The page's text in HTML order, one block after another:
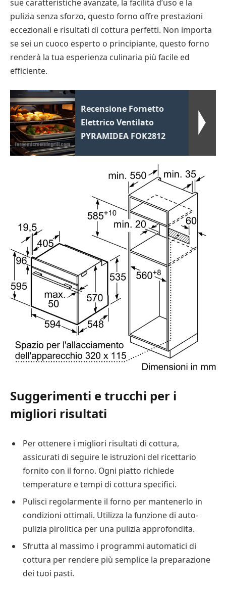
sue caratteristiche avanzate, la facilità d’uso e la
pulizia senza sforzo, questo forno offre prestazioni
eccezionali e risultati di cottura perfetti. Non importa
se sei un cuoco esperto o principiante, questo forno
renderà la tua esperienza culinaria più facile ed
efficiente.
Recensione Fornetto
Elettrico Ventilato
PYRAMIDEA FOK2812
Suggerimenti e trucchi per i
migliori risultati
Per ottenere i migliori risultati di cottura,
assicurati di seguire le istruzioni del ricettario
fornito con il forno. Ogni piatto richiede
temperature e tempi di cottura specifici.
Pulisci regolarmente il forno per mantenerlo in
condizioni ottimali. Utilizza la funzione di auto-
pulizia pirolitica per una pulizia approfondita.
Sfrutta al massimo i programmi automatici di
cottura per rendere più semplice la preparazione
dei tuoi pasti.